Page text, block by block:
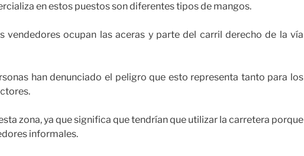
en estos puestos son diferentes tipos de mangos.
vendedores ocupan las aceras y parte del carril derecho de la vía
han denunciado el peligro que esto representa tanto para los
zona, ya que significa que tendrían que utilizar la carretera porque
informales.